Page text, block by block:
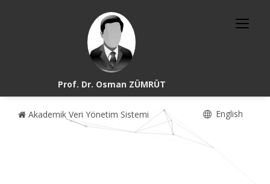
Prof. Dr. Osman ZÜMRÜT
Akademik Veri Yönetim Sistemi English